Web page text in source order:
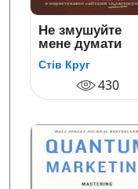
Не змушуйте
мене думати
Стів Круг
430